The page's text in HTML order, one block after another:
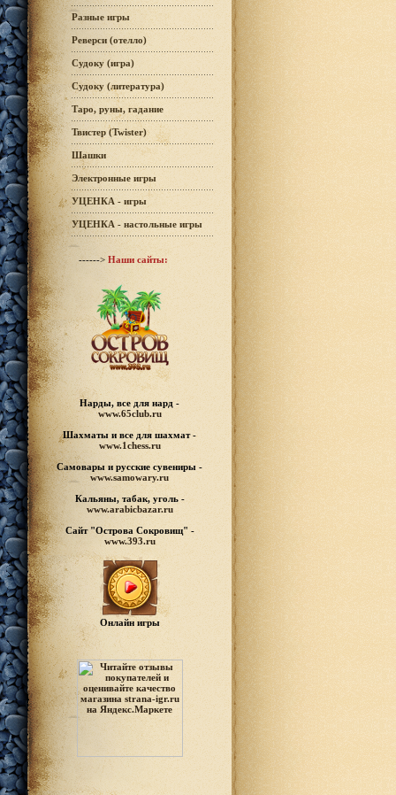
Разные игры
Реверси (отелло)
Судоку (игра)
Судоку (литература)
Таро, руны, гадание
Твистер (Twister)
Шашки
Электронные игры
УЦЕНКА - игры
УЦЕНКА - настольные игры
------> Наши сайты:
Нарды, все для нард -
www.65club.ru
Шахматы и все для шахмат -
www.1chess.ru
Самовары и русские сувениры -
www.samowary.ru
Кальяны, табак, уголь -
www.arabicbazar.ru
Сайт "Острова Сокровищ" -
www.393.ru
Онлайн игры